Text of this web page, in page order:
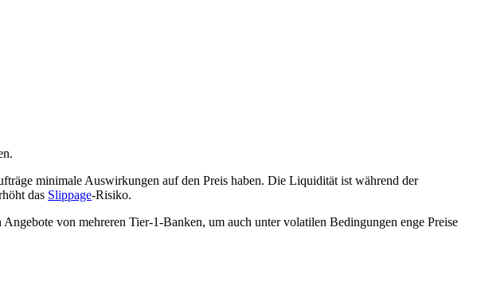
minimale Auswirkungen auf den Preis haben. Die Liquidität ist während der
das Slippage-Risiko.
von mehreren Tier-1-Banken, um auch unter volatilen Bedingungen enge Preise